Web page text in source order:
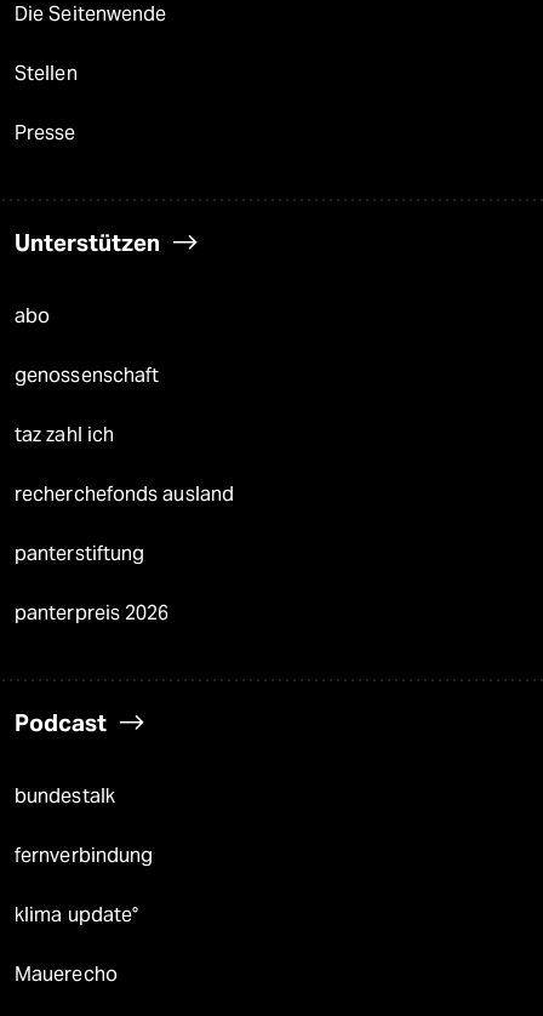
Die Seitenwende
Stellen
Presse
Unterstützen
abo
genossenschaft
taz zahl ich
recherchefonds ausland
panterstiftung
panterpreis 2026
Podcast
bundestalk
fernverbindung
klima update°
Mauerecho